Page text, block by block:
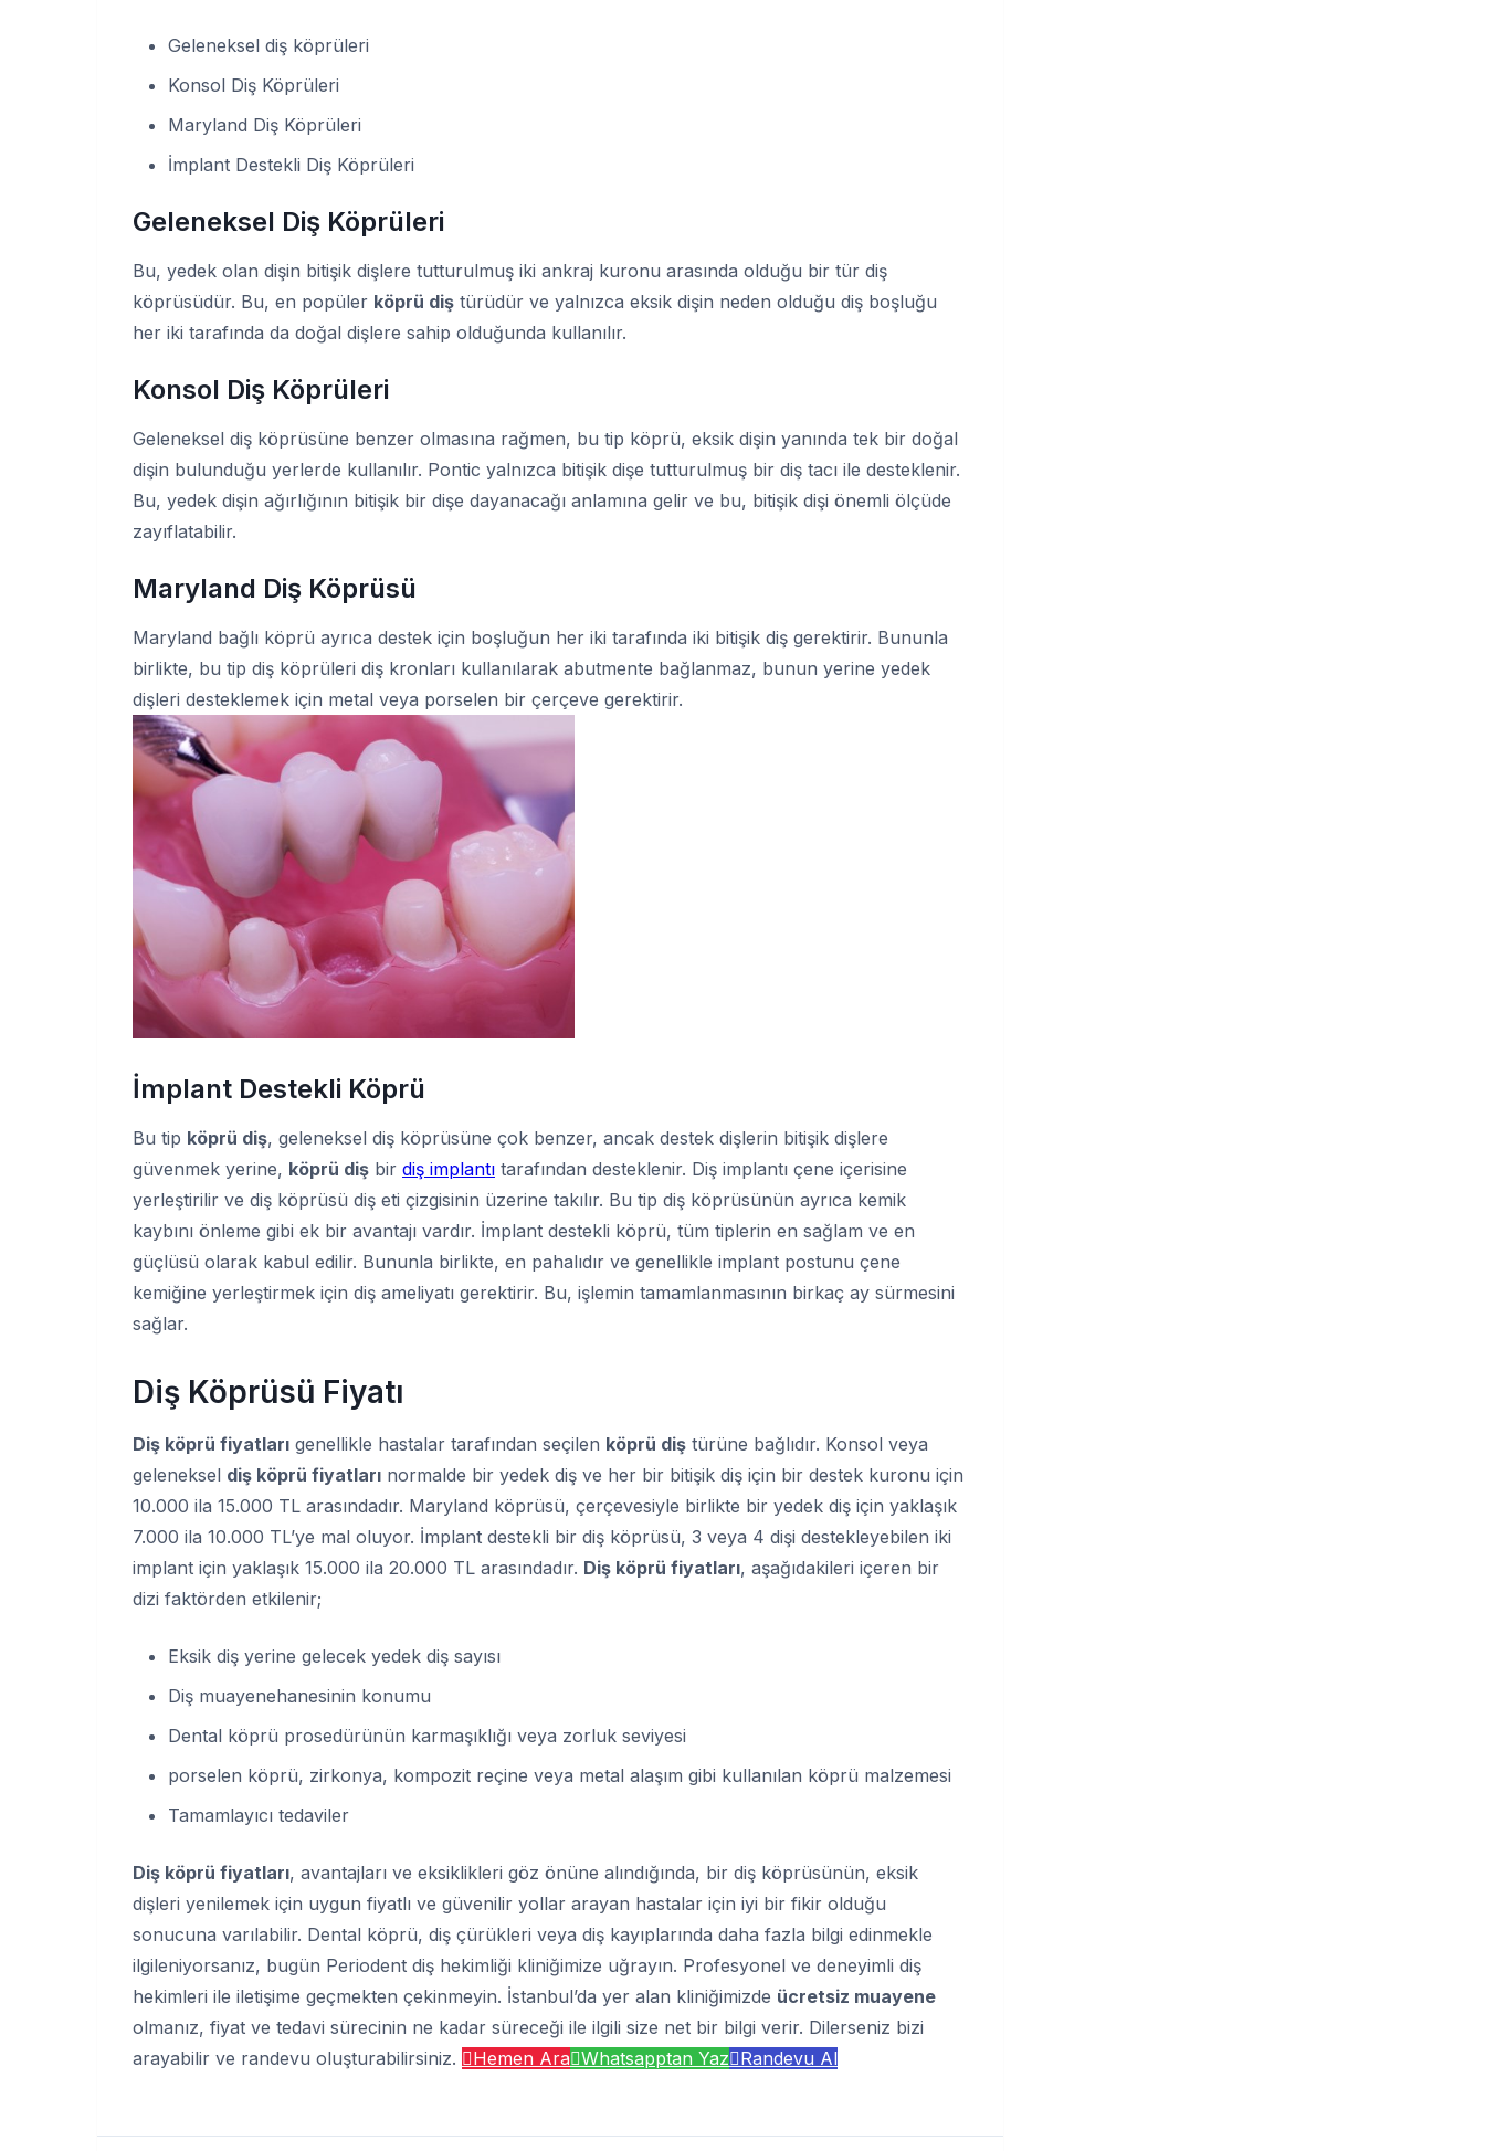
Geleneksel diş köprüleri
Konsol Diş Köprüleri
Maryland Diş Köprüleri
İmplant Destekli Diş Köprüleri
Geleneksel Diş Köprüleri
Bu, yedek olan dişin bitişik dişlere tutturulmuş iki ankraj kuronu arasında olduğu bir tür diş
köprüsüdür. Bu, en popüler köprü diş türüdür ve yalnızca eksik dişin neden olduğu diş boşluğu
her iki tarafında da doğal dişlere sahip olduğunda kullanılır.
Konsol Diş Köprüleri
Geleneksel diş köprüsüne benzer olmasına rağmen, bu tip köprü, eksik dişin yanında tek bir doğal
dişin bulunduğu yerlerde kullanılır. Pontic yalnızca bitişik dişe tutturulmuş bir diş tacı ile desteklenir.
Bu, yedek dişin ağırlığının bitişik bir dişe dayanacağı anlamına gelir ve bu, bitişik dişi önemli ölçüde
zayıflatabilir.
Maryland Diş Köprüsü
Maryland bağlı köprü ayrıca destek için boşluğun her iki tarafında iki bitişik diş gerektirir. Bununla
birlikte, bu tip diş köprüleri diş kronları kullanılarak abutmente bağlanmaz, bunun yerine yedek
dişleri desteklemek için metal veya porselen bir çerçeve gerektirir.
İmplant Destekli Köprü
Bu tip köprü diş, geleneksel diş köprüsüne çok benzer, ancak destek dişlerin bitişik dişlere
güvenmek yerine, köprü diş bir diş implantı tarafından desteklenir. Diş implantı çene içerisine
yerleştirilir ve diş köprüsü diş eti çizgisinin üzerine takılır. Bu tip diş köprüsünün ayrıca kemik
kaybını önleme gibi ek bir avantajı vardır. İmplant destekli köprü, tüm tiplerin en sağlam ve en
güçlüsü olarak kabul edilir. Bununla birlikte, en pahalıdır ve genellikle implant postunu çene
kemiğine yerleştirmek için diş ameliyatı gerektirir. Bu, işlemin tamamlanmasının birkaç ay sürmesini
sağlar.
Diş Köprüsü Fiyatı
Diş köprü fiyatları genellikle hastalar tarafından seçilen köprü diş türüne bağlıdır. Konsol veya
geleneksel diş köprü fiyatları normalde bir yedek diş ve her bir bitişik diş için bir destek kuronu için
10.000 ila 15.000 TL arasındadır. Maryland köprüsü, çerçevesiyle birlikte bir yedek diş için yaklaşık
7.000 ila 10.000 TL’ye mal oluyor. İmplant destekli bir diş köprüsü, 3 veya 4 dişi destekleyebilen iki
implant için yaklaşık 15.000 ila 20.000 TL arasındadır. Diş köprü fiyatları, aşağıdakileri içeren bir
dizi faktörden etkilenir;
Eksik diş yerine gelecek yedek diş sayısı
Diş muayenehanesinin konumu
Dental köprü prosedürünün karmaşıklığı veya zorluk seviyesi
porselen köprü, zirkonya, kompozit reçine veya metal alaşım gibi kullanılan köprü malzemesi
Tamamlayıcı tedaviler
Diş köprü fiyatları, avantajları ve eksiklikleri göz önüne alındığında, bir diş köprüsünün, eksik
dişleri yenilemek için uygun fiyatlı ve güvenilir yollar arayan hastalar için iyi bir fikir olduğu
sonucuna varılabilir. Dental köprü, diş çürükleri veya diş kayıplarında daha fazla bilgi edinmekle
ilgileniyorsanız, bugün Periodent diş hekimliği kliniğimize uğrayın. Profesyonel ve deneyimli diş
hekimleri ile iletişime geçmekten çekinmeyin. İstanbul’da yer alan kliniğimizde ücretsiz muayene
olmanız, fiyat ve tedavi sürecinin ne kadar süreceği ile ilgili size net bir bilgi verir. Dilerseniz bizi
arayabilir ve randevu oluşturabilirsiniz.
Hemen Ara Whatsapptan Yaz Randevu Al